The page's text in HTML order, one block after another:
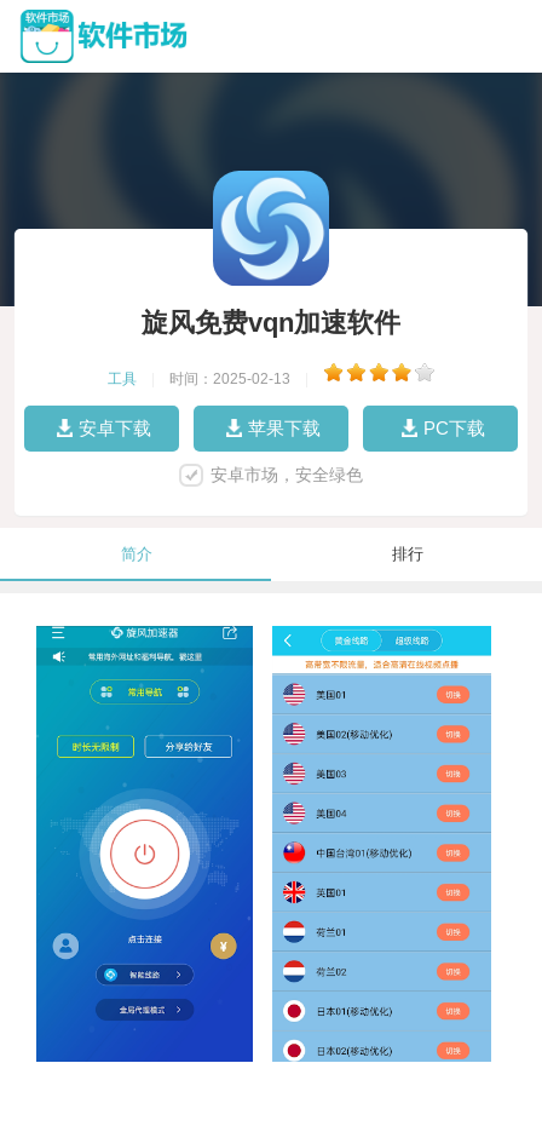
旋风免费vqn加速软件
工具 时间：2025-02-13
安卓下载 苹果下载 PC下载
安卓市场，安全绿色
简介 排行